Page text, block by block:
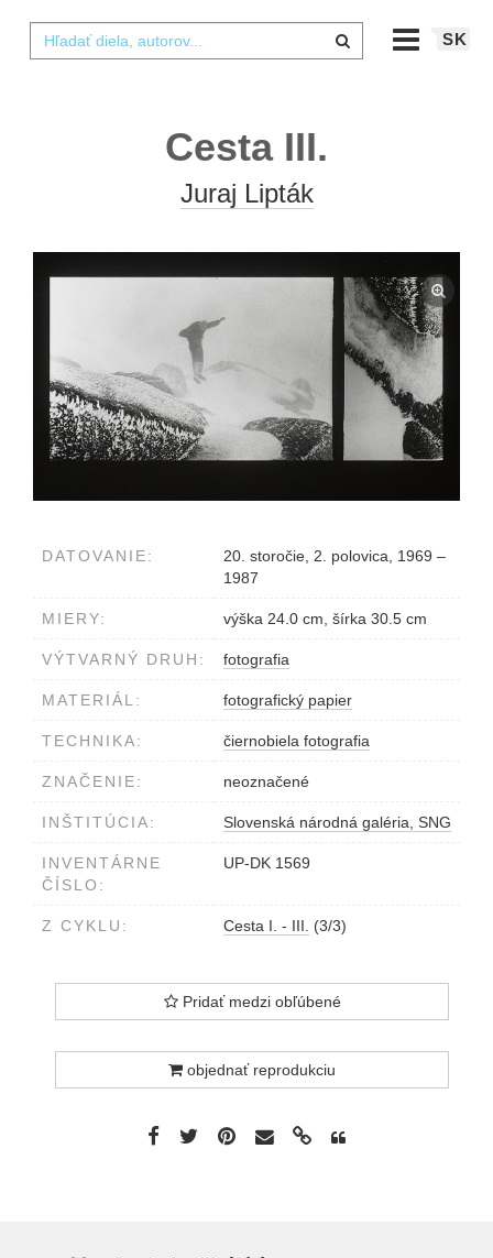
SK
Cesta III.
Juraj Lipták
DATOVANIE:
20. storočie, 2. polovica, 1969 –
1987
MIERY: výška 24.0 cm, šírka 30.5 cm
VÝTVARNÝ DRUH: fotografia
MATERIÁL: fotografický papier
TECHNIKA: čiernobiela fotografia
ZNAČENIE: neoznačené
INŠTITÚCIA: Slovenská národná galéria, SNG
INVENTÁRNE
ČÍSLO:
UP-DK 1569
Z CYKLU: Cesta I. - III. (3/3)
Pridať medzi obľúbené
objednať reprodukciu